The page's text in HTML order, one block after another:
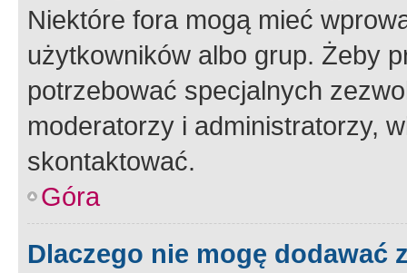
Niektóre fora mogą mieć
użytkowników albo grup. Żeby
potrzebować specjalnych
moderatorzy i administratorzy,
skontaktować.
Góra
Dlaczego nie mogę dodawać